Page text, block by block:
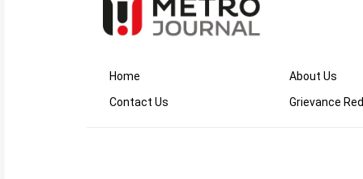
Home About Us
Contact Us
Grievance